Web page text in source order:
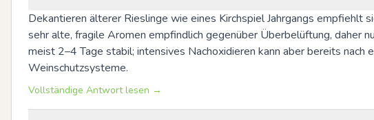
Dekantieren älterer Rieslinge wie eines Kirchspiel Jahrgangs empfiehlt
sehr alte, fragile Aromen empfindlich gegenüber Überbelüftung, daher
meist 2–4 Tage stabil; intensives Nachoxidieren kann aber bereits nach
Weinschutzsysteme.
Vollständige Antwort lesen →